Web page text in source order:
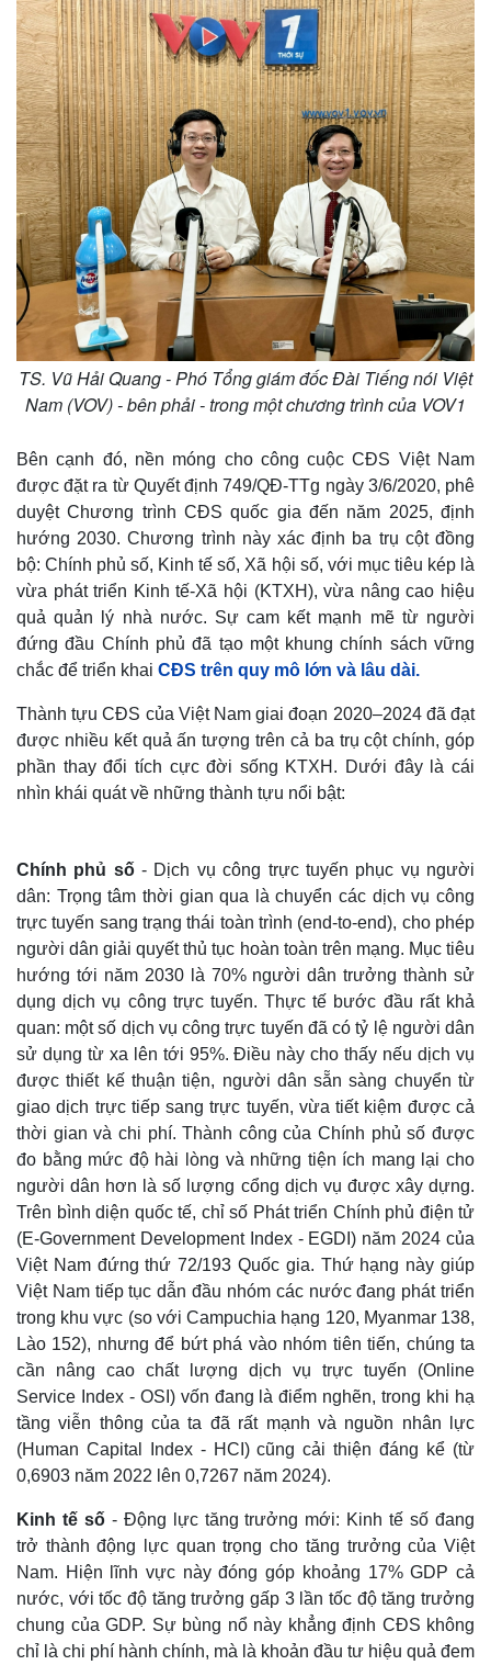
Thế giới
Quan sát
Cuộc sống đó đây
Hồ sơ
Multimedia
Video
Ảnh
E-Magazine
Infographic
TS. Vũ Hải Quang - Phó Tổng giám đốc Đài Tiếng nói Việt
Nam (VOV) - bên phải - trong một chương trình của VOV1
Bên cạnh đó, nền móng cho công cuộc CĐS Việt Nam
được đặt ra từ Quyết định 749/QĐ-TTg ngày 3/6/2020, phê
duyệt Chương trình CĐS quốc gia đến năm 2025, định
hướng 2030. Chương trình này xác định ba trụ cột đồng
bộ: Chính phủ số, Kinh tế số, Xã hội số, với mục tiêu kép là
vừa phát triển Kinh tế-Xã hội (KTXH), vừa nâng cao hiệu
quả quản lý nhà nước. Sự cam kết mạnh mẽ từ người
đứng đầu Chính phủ đã tạo một khung chính sách vững
chắc để triển khai CĐS trên quy mô lớn và lâu dài.
Thành tựu CĐS của Việt Nam giai đoạn 2020–2024 đã đạt
được nhiều kết quả ấn tượng trên cả ba trụ cột chính, góp
phần thay đổi tích cực đời sống KTXH. Dưới đây là cái
nhìn khái quát về những thành tựu nổi bật:
Chính phủ số- Dịch vụ công trực tuyến phục vụ người
dân: Trọng tâm thời gian qua là chuyển các dịch vụ công
trực tuyến sang trạng thái toàn trình (end-to-end), cho phép
người dân giải quyết thủ tục hoàn toàn trên mạng. Mục tiêu
hướng tới năm 2030 là 70% người dân trưởng thành sử
dụng dịch vụ công trực tuyến. Thực tế bước đầu rất khả
quan: một số dịch vụ công trực tuyến đã có tỷ lệ người dân
sử dụng từ xa lên tới 95%. Điều này cho thấy nếu dịch vụ
được thiết kế thuận tiện, người dân sẵn sàng chuyển từ
giao dịch trực tiếp sang trực tuyến, vừa tiết kiệm được cả
thời gian và chi phí. Thành công của Chính phủ số được
đo bằng mức độ hài lòng và những tiện ích mang lại cho
người dân hơn là số lượng cổng dịch vụ được xây dựng.
Trên bình diện quốc tế, chỉ số Phát triển Chính phủ điện tử
(E-Government Development Index - EGDI) năm 2024 của
Việt Nam đứng thứ 72/193 Quốc gia. Thứ hạng này giúp
Việt Nam tiếp tục dẫn đầu nhóm các nước đang phát triển
trong khu vực (so với Campuchia hạng 120, Myanmar 138,
Lào 152), nhưng để bứt phá vào nhóm tiên tiến, chúng ta
cần nâng cao chất lượng dịch vụ trực tuyến (Online
Service Index - OSI) vốn đang là điểm nghẽn, trong khi hạ
tầng viễn thông của ta đã rất mạnh và nguồn nhân lực
(Human Capital Index - HCI) cũng cải thiện đáng kể (từ
0,6903 năm 2022 lên 0,7267 năm 2024).
Kinh tế số- Động lực tăng trưởng mới: Kinh tế số đang
trở thành động lực quan trọng cho tăng trưởng của Việt
Nam. Hiện lĩnh vực này đóng góp khoảng 17% GDP cả
nước, với tốc độ tăng trưởng gấp 3 lần tốc độ tăng trưởng
chung của GDP. Sự bùng nổ này khẳng định CĐS không
chỉ là chi phí hành chính, mà là khoản đầu tư hiệu quả đem